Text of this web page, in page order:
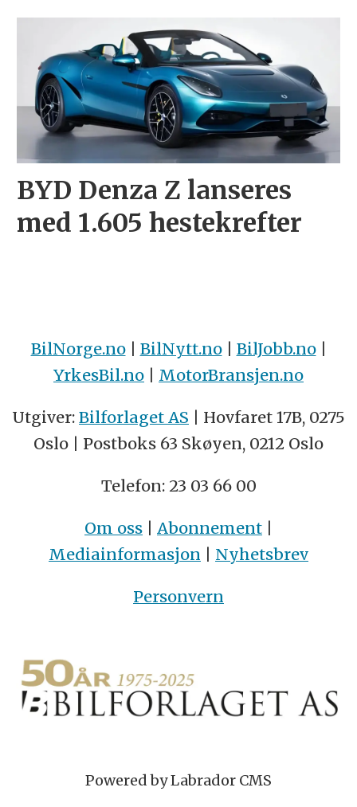
BYD Denza Z lanseres
med 1.605 hestekrefter
BilNorge.no| BilNytt.no| BilJobb.no|
YrkesBil.no
MotorBransjen.no
Utgiver: Bilforlaget AS | Hovfaret 17B, 0275
Oslo | Postboks 63 Skøyen, 0212 Oslo
Telefon: 23 03 66 00
Om oss Abonnement
Mediainformasjon
Nyhetsbrev
Personvern
Powered by Labrador CMS